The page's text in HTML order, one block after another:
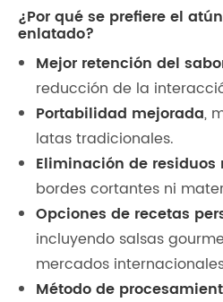
¿Por qué se prefiere el
enlatado?
Mejor retención del
reducción de la
Portabilidad mejorada,
latas tradicionales.
Eliminación de
bordes cortantes ni
Opciones de recetas
incluyendo salsas
mercados
Método de